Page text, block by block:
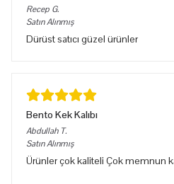
Recep G.
Satın Alınmış
Dürüst satıcı güzel ürünler
Bento Kek Kalıbı
Abdullah T.
Satın Alınmış
Ürünler çok kaliteli Çok memnun